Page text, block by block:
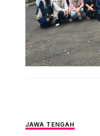
JAWA TENGAH